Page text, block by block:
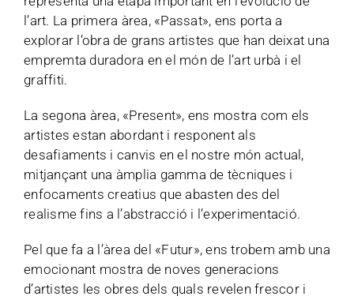
l’art. La primera àrea, «Passat», ens porta a
explorar l’obra de grans artistes que han deixat una
empremta duradora en el món de l’art urbà i el
graffiti.
La segona àrea, «Present», ens mostra com els
artistes estan abordant i responent als
desafiaments i canvis en el nostre món actual,
mitjançant una àmplia gamma de tècniques i
enfocaments creatius que abasten des del
realisme fins a l’abstracció i l’experimentació.
Pel que fa a l’àrea del «Futur», ens trobem amb una
emocionant mostra de noves generacions
d’artistes les obres dels quals revelen frescor i